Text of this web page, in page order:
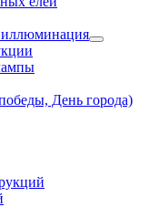
иллюминация
День города)